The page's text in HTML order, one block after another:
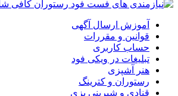
آموزش ارسال آگهی
قوانین و مقررات
حساب کاربری
تبلیغات در ویکی فود
هنر آشپزی
رستوران و کترینگ
قنادی و شیرینی پزی